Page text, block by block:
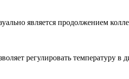
является продолжением
регулировать температуру в